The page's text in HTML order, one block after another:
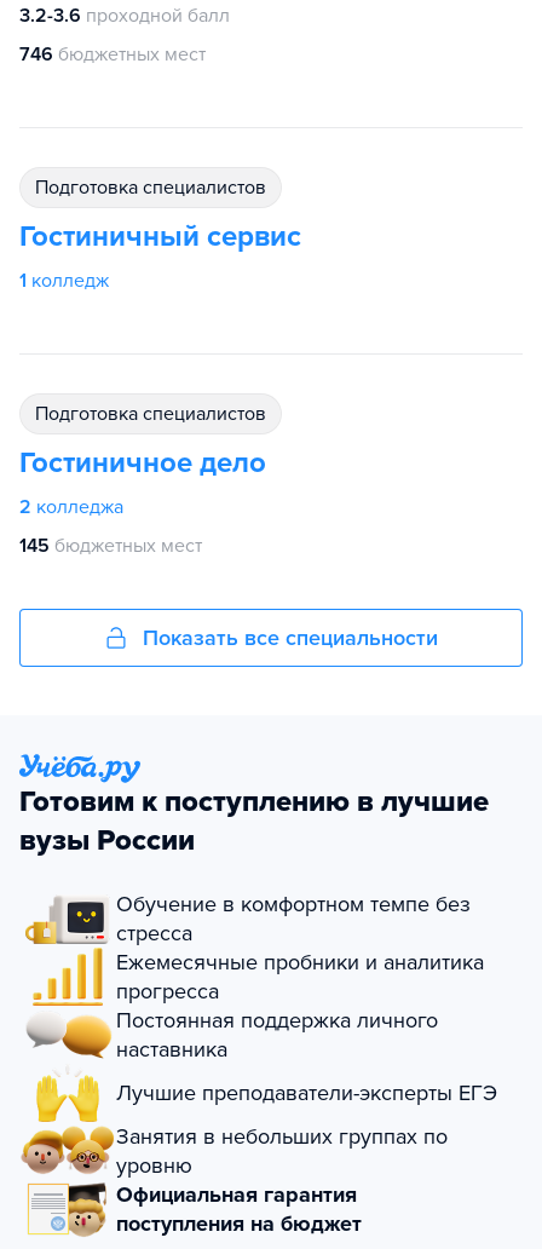
3.2-3.6 проходной балл
746 бюджетных мест
подготовка специалистов
Гостиничный сервис
1 колледж
подготовка специалистов
Гостиничное дело
2 колледжа
145 бюджетных мест
Показать все специальности
Готовим к поступлению в лучшие
вузы России
Обучение в комфортном темпе без
стресса
Ежемесячные пробники и аналитика
прогресса
Постоянная поддержка личного
наставника
Лучшие преподаватели-эксперты ЕГЭ
Занятия в небольших группах по
уровню
Официальная гарантия
поступления на бюджет